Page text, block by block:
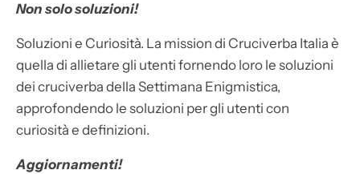
Non solo soluzioni!
Soluzioni e Curiosità. La mission di Cruciverba Italia è
quella di allietare gli utenti fornendo loro le soluzioni
dei cruciverba della Settimana Enigmistica,
approfondendo le soluzioni per gli utenti con
curiosità e definizioni.
Aggiornamenti!